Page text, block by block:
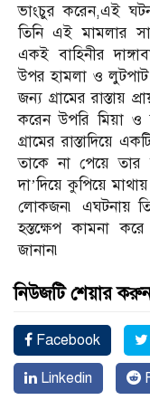
ভাংচুর করেন,এই
তিনি এই মামলার
একই বাহিনীর
উপর হামলা ও লুটপাট
জন্য গ্রামের রাস্তায়
করেন উপরি মিয়া
গ্রামের রাস্তাদিয়ে
তাকে না পেয়ে তার
দা’দিয়ে কুপিয়ে
লোকজন৷ এঘটনায়
হস্তক্ষেপ কামনা
জানান৷
নিউজটি শেয়ার
Facebook
Linkedin